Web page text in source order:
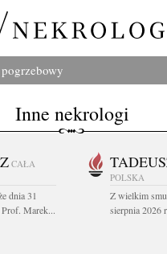
Inne nekrologi
CAŁA
dnia 31
Marek...
POLSKA
Z wielkim
sierpnia 2026